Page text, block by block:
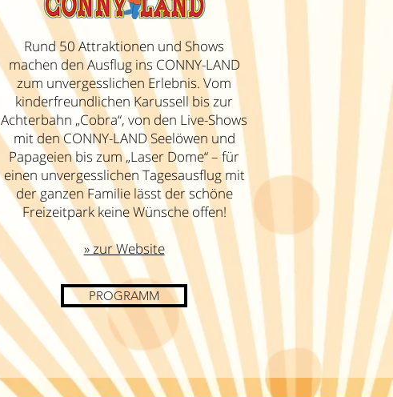
Rund 50 Attraktionen und Shows
machen den Ausflug ins CONNY-LAND
zum unvergesslichen Erlebnis. Vom
kinderfreundlichen Karussell bis zur
Achterbahn „Cobra“, von den Live-Shows
mit den CONNY-LAND Seelöwen und
Papageien bis zum „Laser Dome“ – für
einen unvergesslichen Tagesausflug mit
der ganzen Familie lässt der schöne
Freizeitpark keine Wünsche offen!
» zur Website
PROGRAMM